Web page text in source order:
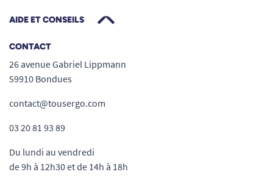
AIDE ET CONSEILS
CONTACT
26 avenue Gabriel Lippmann
59910 Bondues
contact@tousergo.com
03 20 81 93 89
Du lundi au vendredi
de 9h à 12h30 et de 14h à 18h